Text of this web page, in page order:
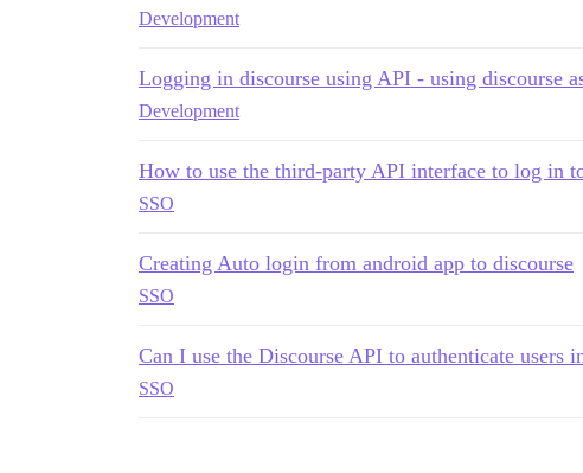
Development
Logging in discourse using API - using discourse
Development
How to use the third-party API interface to log in
SSO
Creating Auto login from android app to discourse
SSO
Can I use the Discourse API to authenticate users
SSO